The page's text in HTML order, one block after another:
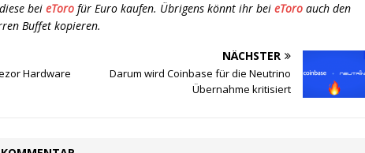
bei eToro für Euro kaufen. Übrigens könnt ihr bei eToro auch den
Buffet kopieren.
Hardware
NÄCHSTER
Darum wird Coinbase für die Neutrino
Übernahme kritisiert